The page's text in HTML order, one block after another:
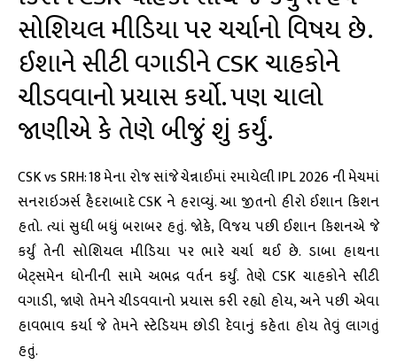
સોશિયલ મીડિયા પર ચર્ચાનો વિષય છે.
ઈશાને સીટી વગાડીને CSK ચાહકોને
ચીડવવાનો પ્રયાસ કર્યો. પણ ચાલો
જાણીએ કે તેણે બીજું શું કર્યું.
CSK vs SRH: 18 મેના રોજ સાંજે ચેન્નાઈમાં રમાયેલી IPL 2026 ની મેચમાં
સનરાઇઝર્સ હૈદરાબાદે CSK ને હરાવ્યું. આ જીતનો હીરો ઈશાન કિશન
હતો. ત્યાં સુધી બધું બરાબર હતું. જોકે, વિજય પછી ઈશાન કિશનએ જે
કર્યું તેની સોશિયલ મીડિયા પર ભારે ચર્ચા થઈ છે. ડાબા હાથના
બેટ્સમેન ધોનીની સામે અભદ્ર વર્તન કર્યું. તેણે CSK ચાહકોને સીટી
વગાડી, જાણે તેમને ચીડવવાનો પ્રયાસ કરી રહ્યો હોય, અને પછી એવા
હાવભાવ કર્યા જે તેમને સ્ટેડિયમ છોડી દેવાનું કહેતા હોય તેવું લાગતું
હતું.